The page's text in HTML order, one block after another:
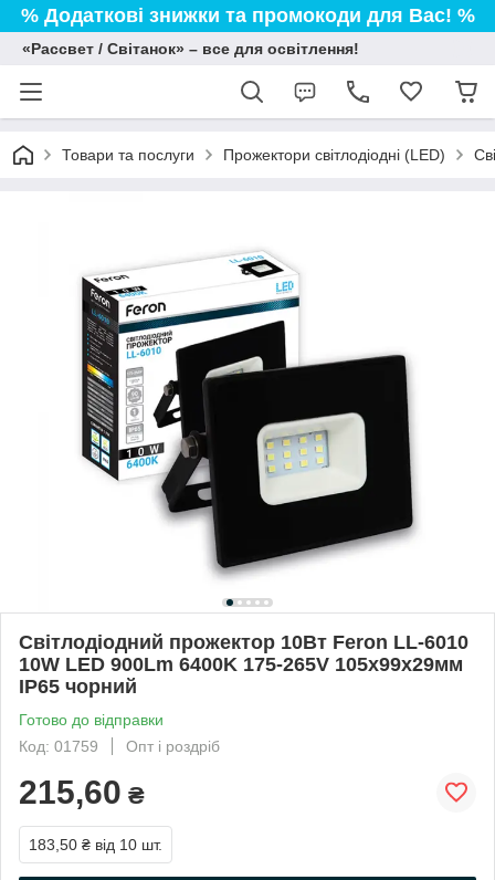
% Додаткові знижки та промокоди для Вас! %
«Рассвет / Світанок» – все для освітлення!
Товари та послуги Прожектори світлодіодні (LED)
Світлодіодний прожектор 10Вт Feron LL-6010
10W LED 900Lm 6400K 175-265V 105х99х29мм
IP65 чорний
Готово до відправки
Код: 01759
Опт і роздріб
215,60 ₴
183,50 ₴ від 10 шт.